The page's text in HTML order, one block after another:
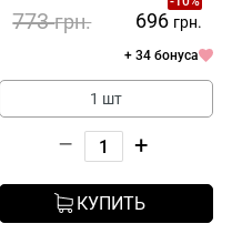
773грн. 696 грн.
+ 34 бонуса
1 шт
– +
КУПИТЬ